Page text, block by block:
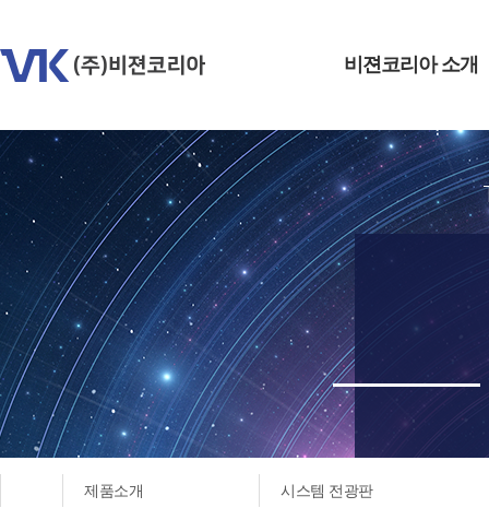
비젼코리아 소개
제품소개 시스템 전광판